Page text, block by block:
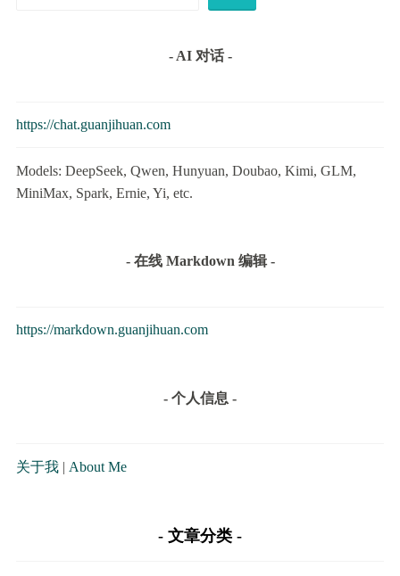
- AI 对话 -
https://chat.guanjihuan.com
Models: DeepSeek, Qwen, Hunyuan, Doubao, Kimi, GLM,
MiniMax, Spark, Ernie, Yi, etc.
- 在线 Markdown 编辑 -
https://markdown.guanjihuan.com
- 个人信息 -
关于我| About Me
文章分类